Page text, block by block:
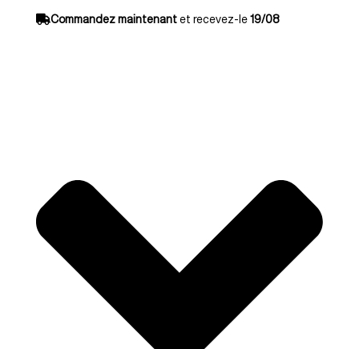
Commandez maintenantet recevez-le19/08